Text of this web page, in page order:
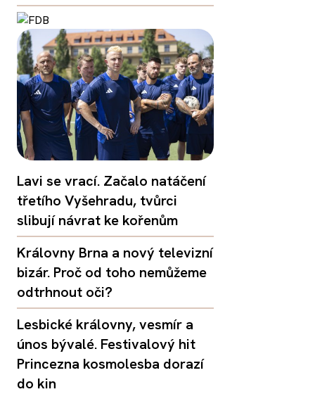
Lavi se vrací. Začalo natáčení
třetího Vyšehradu, tvůrci
slibují návrat ke kořenům
Královny Brna a nový televizní
bizár. Proč od toho nemůžeme
odtrhnout oči?
Lesbické královny, vesmír a
únos bývalé. Festivalový hit
Princezna kosmolesba dorazí
do kin